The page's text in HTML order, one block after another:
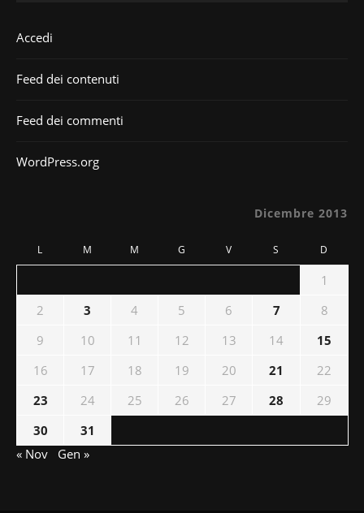
Accedi
Feed dei contenuti
Feed dei commenti
WordPress.org
Dicembre 2013
L M M G V S D
1
2
3 4 5 6 7
8
9
10 11 12 13 14
15
16
17 18 19 20 21
22
23
24 25 26 27 28
29
30
31
« Nov
Gen »